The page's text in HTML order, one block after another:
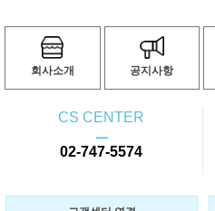
회사소개 공지사항
CS CENTER
ㅡ
02-747-5574